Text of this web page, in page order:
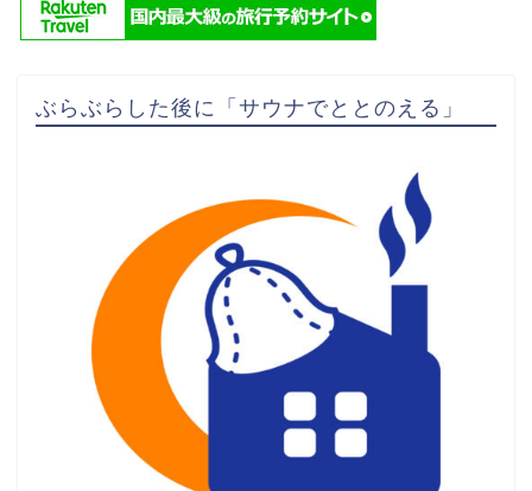
ぶらぶらした後に「サウナでととのえる」